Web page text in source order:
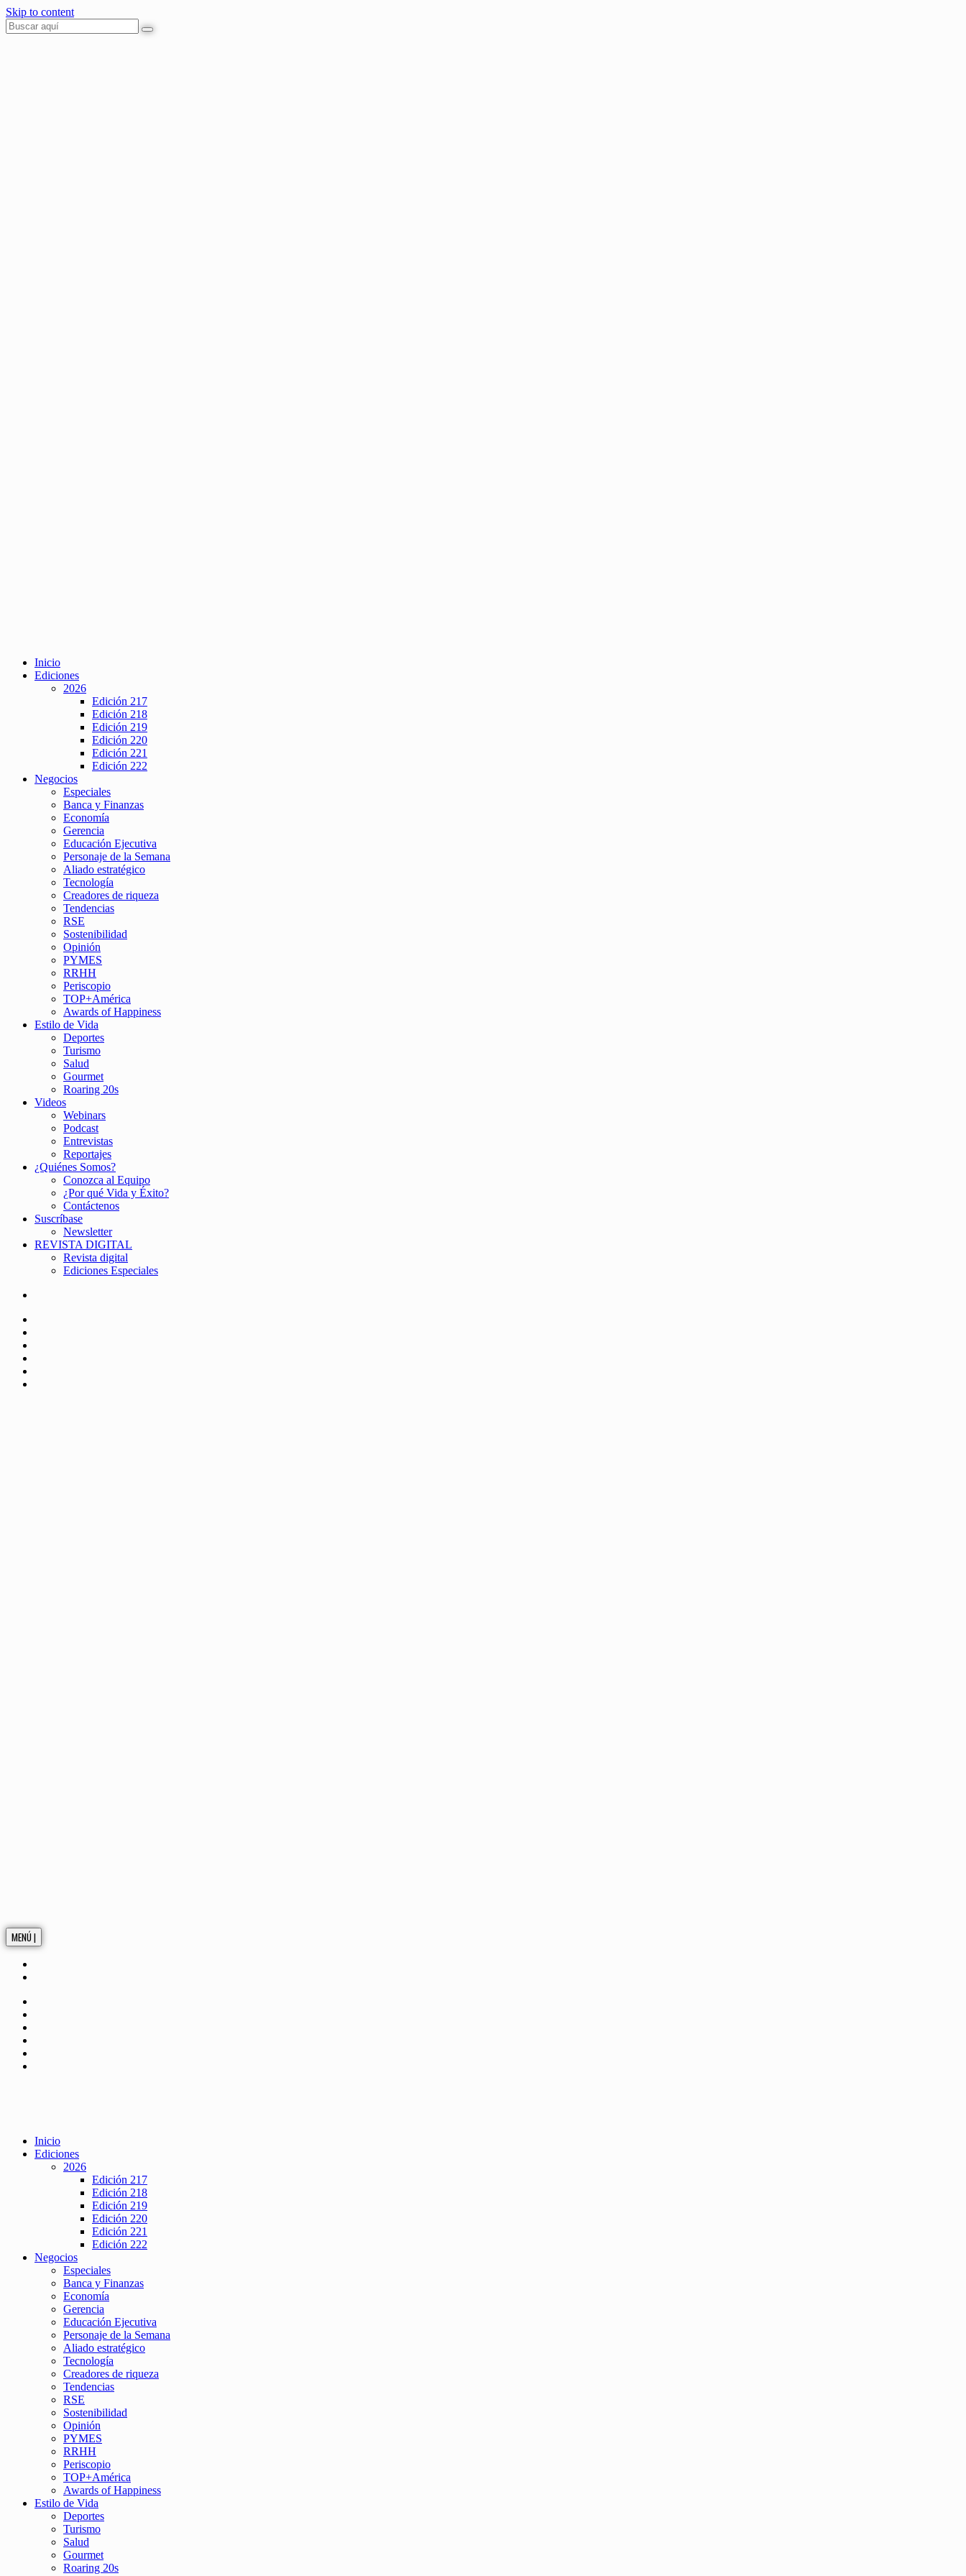
Skip to content
Inicio
Ediciones
2026
Edición 217
Edición 218
Edición 219
Edición 220
Edición 221
Edición 222
Negocios
Especiales
Banca y Finanzas
Economía
Gerencia
Educación Ejecutiva
Personaje de la Semana
Aliado estratégico
Tecnología
Creadores de riqueza
Tendencias
RSE
Sostenibilidad
Opinión
PYMES
RRHH
Periscopio
TOP+América
Awards of Happiness
Estilo de Vida
Deportes
Turismo
Salud
Gourmet
Roaring 20s
Videos
Webinars
Podcast
Entrevistas
Reportajes
¿Quiénes Somos?
Conozca al Equipo
¿Por qué Vida y Éxito?
Contáctenos
Suscríbase
Newsletter
REVISTA DIGITAL
Revista digital
Ediciones Especiales
MENÚ |
Inicio
Ediciones
2026
Edición 217
Edición 218
Edición 219
Edición 220
Edición 221
Edición 222
Negocios
Especiales
Banca y Finanzas
Economía
Gerencia
Educación Ejecutiva
Personaje de la Semana
Aliado estratégico
Tecnología
Creadores de riqueza
Tendencias
RSE
Sostenibilidad
Opinión
PYMES
RRHH
Periscopio
TOP+América
Awards of Happiness
Estilo de Vida
Deportes
Turismo
Salud
Gourmet
Roaring 20s